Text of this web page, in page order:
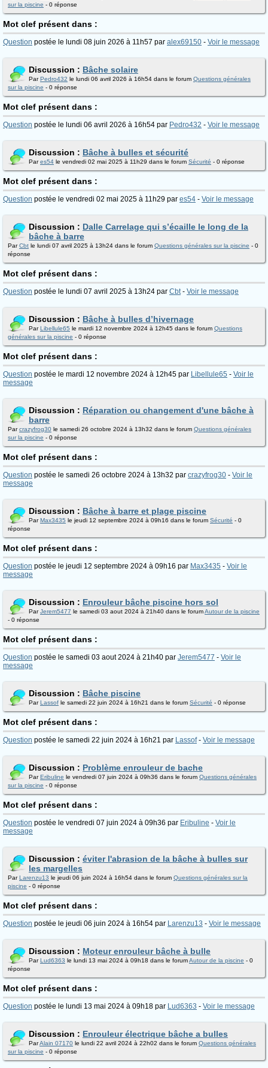
sur la piscine - 0 réponse
Mot clef présent dans :
Question postée le lundi 08 juin 2026 à 11h57 par alex69150 - Voir le message
Discussion : Bâche solaire
ParPedro432 le lundi 06 avril 2026 à 16h54 dans le forum Questions générales
sur la piscine - 0 réponse
Mot clef présent dans :
Question postée le lundi 06 avril 2026 à 16h54 par Pedro432 - Voir le message
Discussion : Bâche à bulles et sécurité
Pares54 le vendredi 02 mai 2025 à 11h29 dans le forum Sécurité - 0 réponse
Mot clef présent dans :
Question postée le vendredi 02 mai 2025 à 11h29 par es54 - Voir le message
Discussion : Dalle Carrelage qui s’écaille le long de la
bâche à barre
ParCbt le lundi 07 avril 2025 à 13h24 dans le forum Questions générales sur la piscine - 0
réponse
Mot clef présent dans :
Question postée le lundi 07 avril 2025 à 13h24 par Cbt- Voir le message
Discussion : Bâche à bulles d’hivernage
ParLibellule65 le mardi 12 novembre 2024 à 12h45 dans le forum Questions
générales sur la piscine - 0 réponse
Mot clef présent dans :
Question postée le mardi 12 novembre 2024 à 12h45 par Libellule65 - Voir le
message
Discussion : Réparation ou changement d'une bâche à
barre
Parcrazyfrog30 le samedi 26 octobre 2024 à 13h32 dans le forum Questions générales
sur la piscine - 0 réponse
Mot clef présent dans :
Question postée le samedi 26 octobre 2024 à 13h32 par crazyfrog30 - Voir le
message
Discussion : Bâche à barre et plage piscine
ParMax3435 le jeudi 12 septembre 2024 à 09h16 dans le forum Sécurité - 0
réponse
Mot clef présent dans :
Question postée le jeudi 12 septembre 2024 à 09h16 par Max3435 - Voir le
message
Discussion : Enrouleur bâche piscine hors sol
ParJerem5477 le samedi 03 aout 2024 à 21h40 dans le forumAutour de la piscine
- 0 réponse
Mot clef présent dans :
Question postée le samedi 03 aout 2024 à 21h40 par Jerem5477 - Voir le
message
Discussion : Bâche piscine
ParLassof le samedi 22 juin 2024 à 16h21 dans le forum Sécurité - 0 réponse
Mot clef présent dans :
Question postée le samedi 22 juin 2024 à 16h21 par Lassof- Voir le message
Discussion : Problème enrouleur de bache
ParEribuline le vendredi 07 juin 2024 à 09h36 dans le forum Questions générales
sur la piscine - 0 réponse
Mot clef présent dans :
Question postée le vendredi 07 juin 2024 à 09h36 par Eribuline - Voir le
message
Discussion : éviter l'abrasion de la bâche à bulles sur
les margelles
ParLarenzu13 le jeudi 06 juin 2024 à 16h54 dans le forum Questions générales sur la
piscine - 0 réponse
Mot clef présent dans :
Question postée le jeudi 06 juin 2024 à 16h54 par Larenzu13 - Voir le message
Discussion : Moteur enrouleur bâche à bulle
ParLud6363 le lundi 13 mai 2024 à 09h18 dans le forumAutour de la piscine - 0
réponse
Mot clef présent dans :
Question postée le lundi 13 mai 2024 à 09h18 par Lud6363 - Voir le message
Discussion : Enrouleur électrique bâche a bulles
ParAlain 07170 le lundi 22 avril 2024 à 22h02 dans le forum Questions générales
sur la piscine - 0 réponse